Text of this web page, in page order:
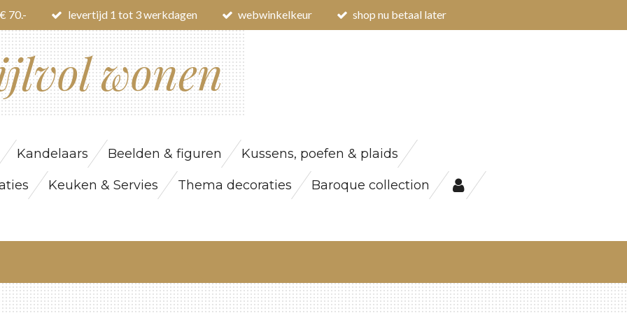
70.- levertijd 1 tot 3 werkdagen webwinkelkeur shop nu betaal later
wonen
Kandelaars Beelden & figuren Kussens, poefen & plaids
Keuken & Servies Thema decoraties Baroque collection